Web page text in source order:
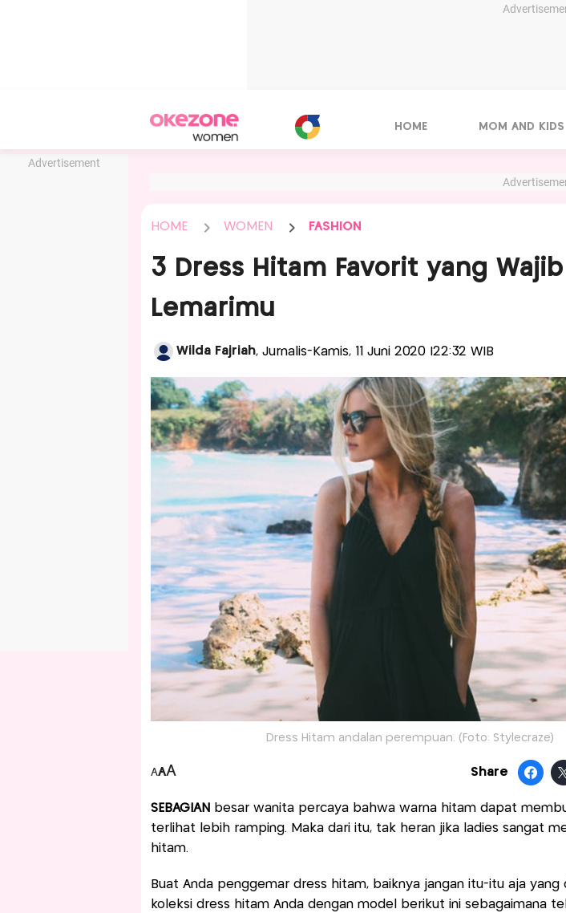
Advertisement
HOME MOM AND KIDS
HOME WOMEN FASHION
3 Dress Hitam Favorit yang
Lemarimu
Wilda Fajriah, Jurnalis-Kamis, 11 Juni 2020 |22:32 WIB
Dress Hitam andalan perempuan. (Foto: Stylecraze)
AAA Share
SEBAGIAN
besar wanita percaya bahwa warna hitam dapat
terlihat lebih ramping. Maka dari itu, tak heran jika ladies sangat
hitam.
Buat Anda penggemar dress hitam, baiknya jangan itu-itu aja yang
koleksi dress hitam Anda dengan model berikut ini sebagaimana